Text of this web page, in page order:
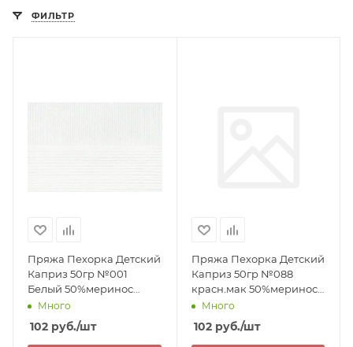
ФИЛЬТР
Пряжа Пехорка Детский
Каприз 50гр №001
Белый 50%меринос
50%фибра 225м 102=
Много
102 руб./шт
Пряжа Пехорка Детский
Каприз 50гр №088
красн.мак 50%меринос
50%фибра 225м 102=
Много
102руб./шт